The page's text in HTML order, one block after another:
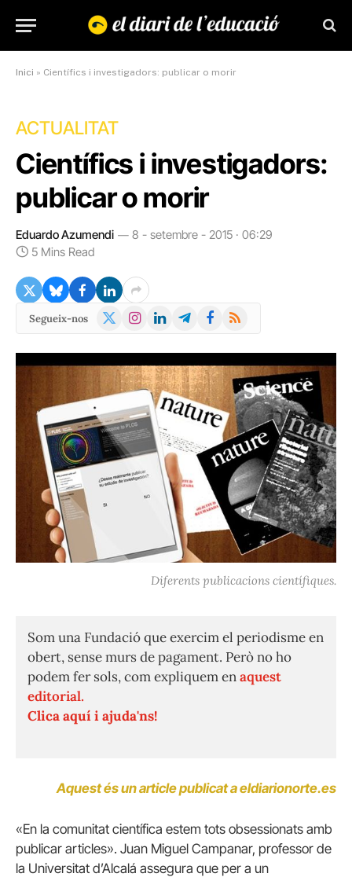
Inici » Científics i investigadors: publicar o morir
ACTUALITAT
Científics i investigadors:
publicar o morir
Eduardo Azumendi
8 - setembre - 2015 · 06:29
5 Mins Read
Segueix-nos
X
Instagram
LinkedInTelegramFacebook
RSS
Diferents publicacions científiques.
Som una Fundació que exercim el periodisme en
obert, sense murs de pagament. Però no ho
podem fer sols, com expliquem enaquest
editorial.
Clica aquí i ajuda'ns!
Aquest és un article publicat a eldiarionorte.es
«En la comunitat científica estem tots obsessionats amb
publicar articles». Juan Miguel Campanar, professor de
la Universitat d’Alcalá assegura que per a un